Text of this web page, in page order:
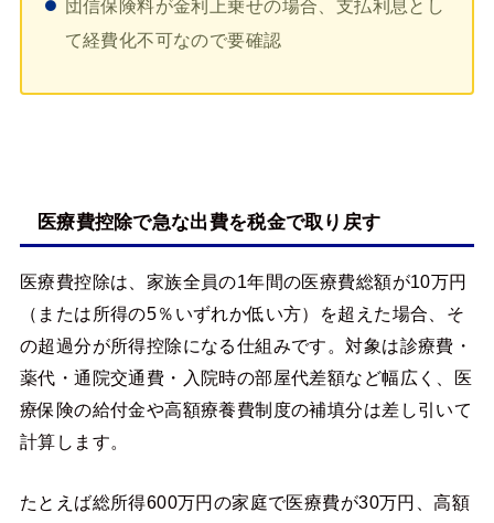
団信保険料が金利上乗せの場合、支払利息とし
て経費化不可なので要確認
医療費控除で急な出費を税金で取り戻す
医療費控除は、家族全員の1年間の医療費総額が10万円
（または所得の5％いずれか低い方）を超えた場合、そ
の超過分が所得控除になる仕組みです。対象は診療費・
薬代・通院交通費・入院時の部屋代差額など幅広く、医
療保険の給付金や高額療養費制度の補填分は差し引いて
計算します。
たとえば総所得600万円の家庭で医療費が30万円、高額